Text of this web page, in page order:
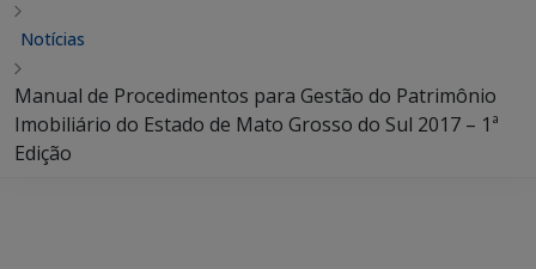
Notícias
Manual de Procedimentos para Gestão do Patrimônio
Imobiliário do Estado de Mato Grosso do Sul 2017 – 1ª
Edição